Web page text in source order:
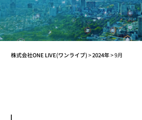
株式会社ONE LIVE(ワンライブ)>2024年>9月